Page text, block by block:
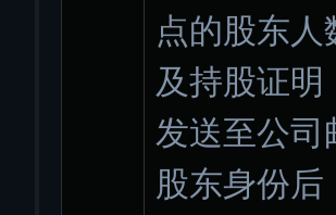
点的股东
及持股证
发送至公司
股东身份